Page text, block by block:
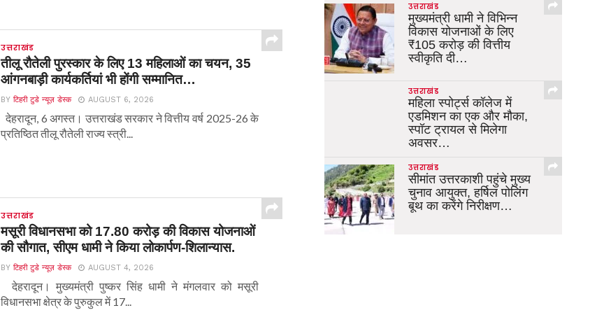
उत्तराखंड
तीलू रौतेली पुरस्कार के लिए 13 महिलाओं का चयन, 35
आंगनबाड़ी कार्यकर्तियां भी होंगी सम्मानित…
BYटिहरी टुडे न्यूज़ डेस्क AUGUST 6, 2026
देहरादून, 6 अगस्त। उत्तराखंड सरकार ने वित्तीय वर्ष 2025-26 के
प्रतिष्ठित तीलू रौतेली राज्य स्त्री...
उत्तराखंड
मसूरी विधानसभा को 17.80 करोड़ की विकास योजनाओं
की सौगात, सीएम धामी ने किया लोकार्पण-शिलान्यास.
BYटिहरी टुडे न्यूज़ डेस्क AUGUST 4, 2026
देहरादून। मुख्यमंत्री पुष्कर सिंह धामी ने मंगलवार को मसूरी
विधानसभा क्षेत्र के पुरुकुल में 17...
उत्तराखंड
मुख्यमंत्री धामी ने विभिन्न
विकास योजनाओं के लिए
₹105 करोड़ की वित्तीय
स्वीकृति दी…
उत्तराखंड
महिला स्पोर्ट्स कॉलेज में
एडमिशन का एक और मौका,
स्पॉट ट्रायल से मिलेगा
अवसर…
उत्तराखंड
सीमांत उत्तरकाशी पहुंचे मुख्य
चुनाव आयुक्त, हर्षिल पोलिंग
बूथ का करेंगे निरीक्षण…